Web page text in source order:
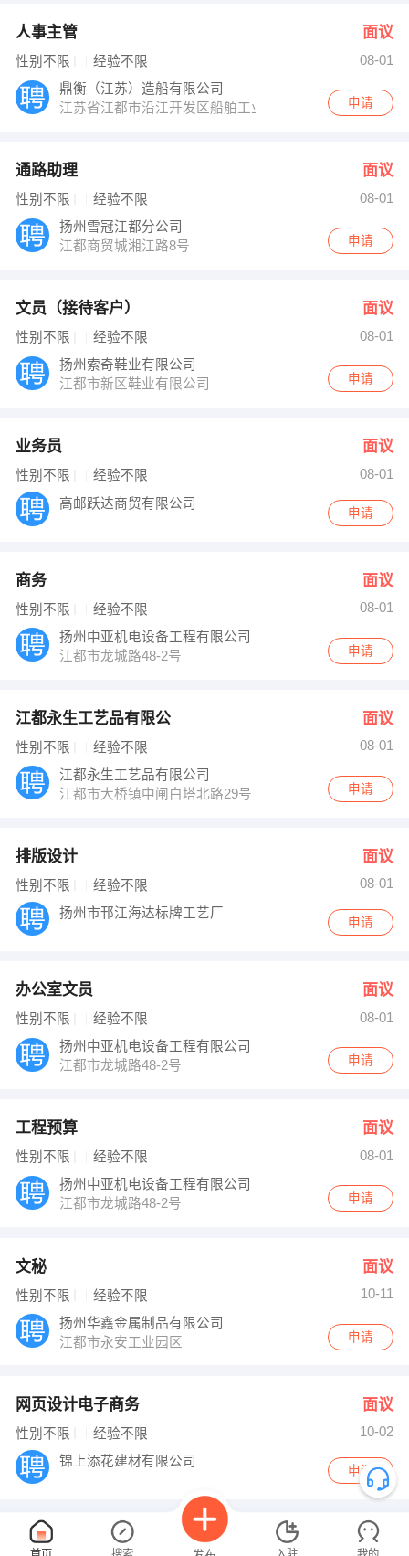
人事主管 面议
性别不限 经验不限
08-01
鼎衡（江苏）造船有限公司
江苏省江都市沿江开发区船舶工业带鼎衡（江苏）造船有
申请
通路助理 面议
性别不限 经验不限
08-01
扬州雪冠江都分公司
江都商贸城湘江路8号
申请
文员（接待客户） 面议
性别不限 经验不限
08-01
扬州索奇鞋业有限公司
江都市新区鞋业有限公司
申请
业务员 面议
性别不限 经验不限
08-01
高邮跃达商贸有限公司
申请
商务 面议
性别不限 经验不限
08-01
扬州中亚机电设备工程有限公司
江都市龙城路48-2号
申请
江都永生工艺品有限公 面议
性别不限 经验不限
08-01
江都永生工艺品有限公司
江都市大桥镇中闸白塔北路29号
申请
排版设计 面议
性别不限 经验不限
08-01
扬州市邗江海达标牌工艺厂
申请
办公室文员 面议
性别不限 经验不限
08-01
扬州中亚机电设备工程有限公司
江都市龙城路48-2号
申请
工程预算 面议
性别不限 经验不限
08-01
扬州中亚机电设备工程有限公司
江都市龙城路48-2号
申请
文秘 面议
性别不限 经验不限
10-11
扬州华鑫金属制品有限公司
江都市永安工业园区
申请
网页设计电子商务 面议
性别不限 经验不限
10-02
锦上添花建材有限公司
申请